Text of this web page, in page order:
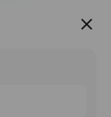
服务推荐